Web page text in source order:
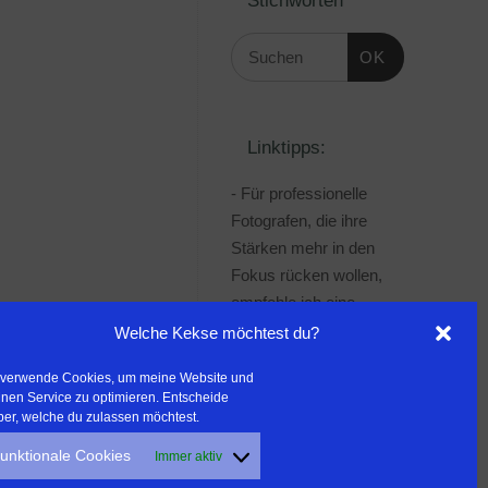
Welche Kekse möchtest du?
verwende Cookies, um meine Website und
Service zu optimieren. Entscheide
welche du zulassen möchtest.
Cookies Immer aktiv
OK
Linktipps:
- Für professionelle
Fotografen, die ihre
Stärken mehr in den
Fokus rücken wollen,
empfehle ich eine
Beratung durch Frau
Wanderfreak.de